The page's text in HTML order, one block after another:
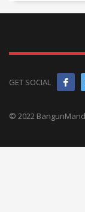
GET SOCIAL
© 2022